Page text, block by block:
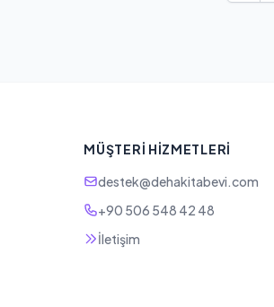
MÜŞTERI HIZMETLERI
destek@dehakitabevi.com
+90 506 548 42 48
İletişim